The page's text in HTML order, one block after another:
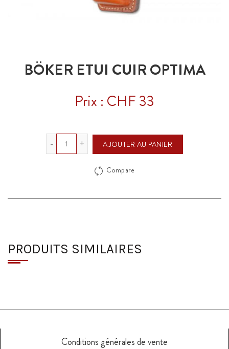
BÖKER ETUI CUIR OPTIMA
Prix : CHF 33
Quantité
AJOUTER AU PANIER
Compare
PRODUITS SIMILAIRES
Conditions générales de vente